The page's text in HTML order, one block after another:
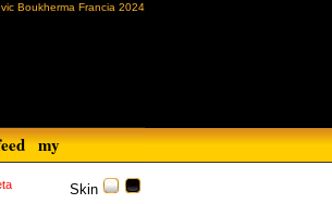
Boukherma Francia 2024
my
Skin